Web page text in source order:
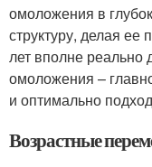
омоложения в
структуру, делая ее
лет вполне реально
омоложения –
и оптимально
Возрастные